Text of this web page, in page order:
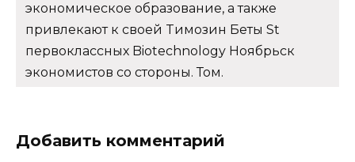
экономическое образование, а также
привлекают к своей Tимозин Беты St
первоклассных Biotechnology Ноябрьск
экономистов со стороны. Том.
Добавить комментарий